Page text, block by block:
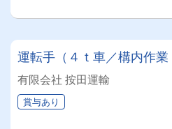
運転手（４ｔ車／構内作業
有限会社 按田運輸
賞与あり